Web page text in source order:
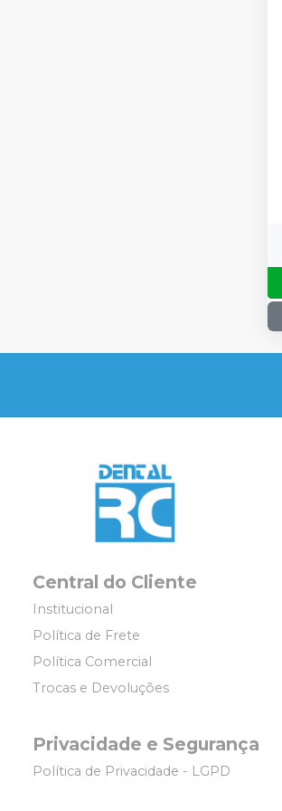
Central do Cliente
Institucional
Política de Frete
Política Comercial
Trocas e Devoluções
Privacidade e Segurança
Política de Privacidade - LGPD